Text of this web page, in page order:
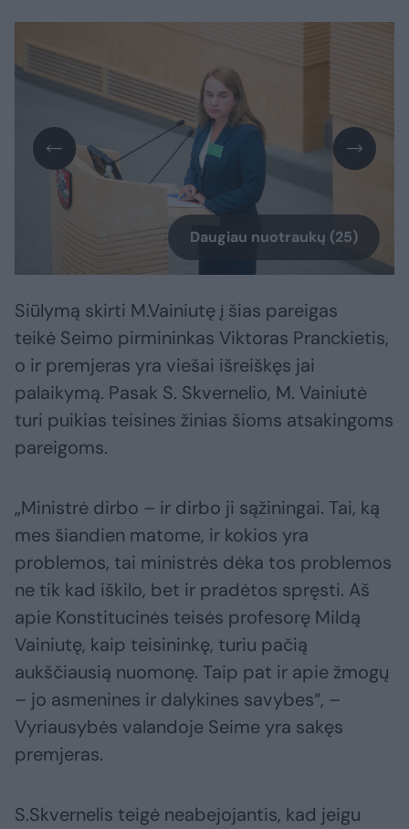
Daugiau nuotraukų (25)
Siūlymą skirti M.Vainiutę į šias pareigas
teikė Seimo pirmininkas Viktoras Pranckietis,
o ir premjeras yra viešai išreiškęs jai
palaikymą. Pasak S. Skvernelio, M. Vainiutė
turi puikias teisines žinias šioms atsakingoms
pareigoms.
„Ministrė dirbo – ir dirbo ji sąžiningai. Tai, ką
mes šiandien matome, ir kokios yra
problemos, tai ministrės dėka tos problemos
ne tik kad iškilo, bet ir pradėtos spręsti. Aš
apie Konstitucinės teisės profesorę Mildą
Vainiutę, kaip teisininkę, turiu pačią
aukščiausią nuomonę. Taip pat ir apie žmogų
– jo asmenines ir dalykines savybes“, –
Vyriausybės valandoje Seime yra sakęs
premjeras.
S.Skvernelis teigė neabejojantis, kad jeigu